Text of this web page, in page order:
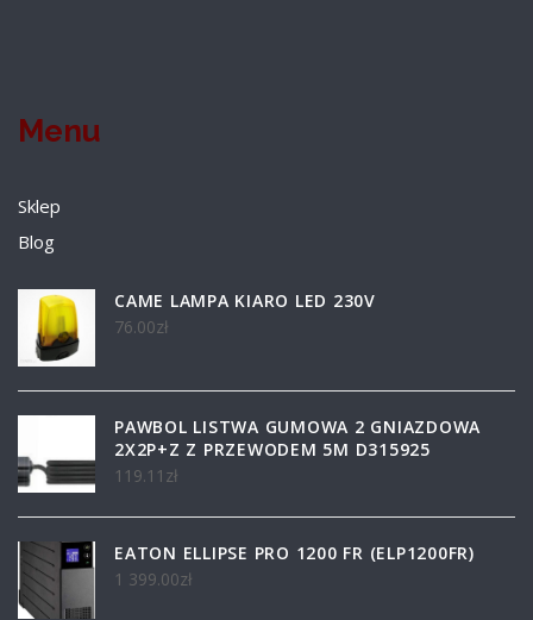
Menu
Sklep
Blog
CAME LAMPA KIARO LED 230V
76.00zł
PAWBOL LISTWA GUMOWA 2 GNIAZDOWA
2X2P+Z Z PRZEWODEM 5M D315925
119.11 zł
EATON ELLIPSE PRO 1200 FR (ELP1200FR)
1 399.00zł